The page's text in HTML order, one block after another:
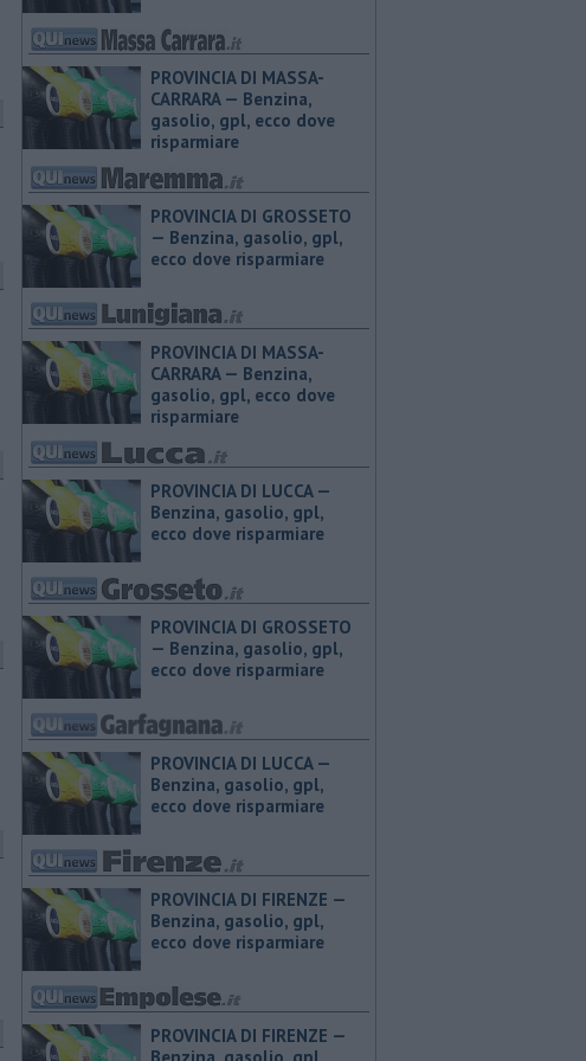
PROVINCIA DI MASSA-
CARRARA — ​Benzina,
gasolio, gpl, ecco dove
risparmiare
PROVINCIA DI GROSSETO
— ​Benzina, gasolio, gpl,
ecco dove risparmiare
PROVINCIA DI MASSA-
CARRARA — ​Benzina,
gasolio, gpl, ecco dove
risparmiare
PROVINCIA DI LUCCA — ​
Benzina, gasolio, gpl,
ecco dove risparmiare
PROVINCIA DI GROSSETO
— ​Benzina, gasolio, gpl,
ecco dove risparmiare
PROVINCIA DI LUCCA — ​
Benzina, gasolio, gpl,
ecco dove risparmiare
PROVINCIA DI FIRENZE — ​
Benzina, gasolio, gpl,
ecco dove risparmiare
PROVINCIA DI FIRENZE — ​
Benzina, gasolio, gpl,